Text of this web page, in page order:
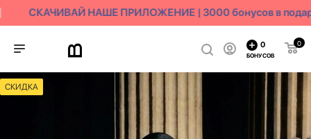
СКАЧИВАЙ НАШЕ ПРИЛОЖЕНИЕ | 3000 бонусов в
0
0
БОНУСОВ
СКИДКА